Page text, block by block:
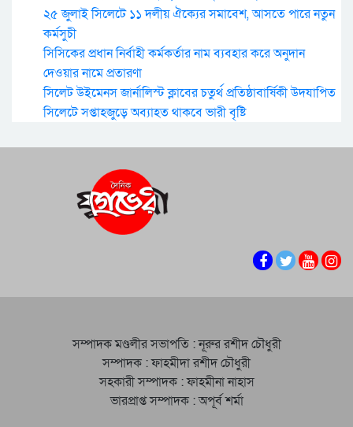
২৫ জুলাই সিলেটে ১১ দলীয় ঐক্যের সমাবেশ, আসতে পারে নতুন
কর্মসুচী
সিসিকের প্রধান নির্বাহী কর্মকর্তার নাম ব্যবহার করে অনুদান
দেওয়ার নামে প্রতারণা
সিলেট উইমেনস জার্নালিস্ট ক্লাবের চতুর্থ প্রতিষ্ঠাবার্ষিকী উদযাপিত
সিলেটে সপ্তাহজুড়ে অব্যাহত থাকবে ভারী বৃষ্টি
সম্পাদক মণ্ডলীর সভাপতি : নূরুর রশীদ চৌধুরী
সম্পাদক : ফাহমীদা রশীদ চৌধুরী
সহকারী সম্পাদক : ফাহমীনা নাহাস
ভারপ্রাপ্ত সম্পাদক : অপূর্ব শর্মা